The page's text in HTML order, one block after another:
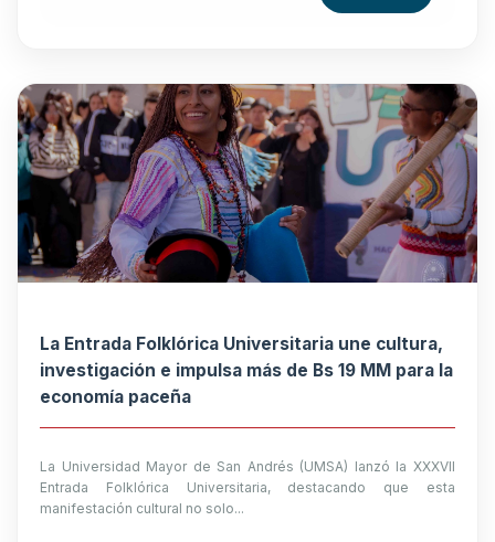
La Entrada Folklórica Universitaria une cultura,
investigación e impulsa más de Bs 19 MM para la
economía paceña
La Universidad Mayor de San Andrés (UMSA) lanzó la XXXVII
Entrada Folklórica Universitaria, destacando que esta
manifestación cultural no solo...